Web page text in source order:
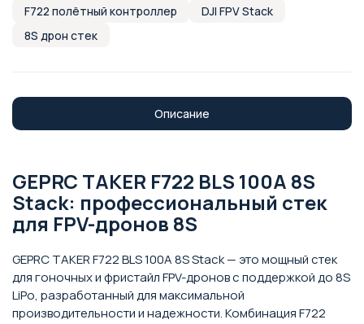
F722 полётный контроллер
DJI FPV Stack
8S дрон стек
Описание
GEPRC TAKER F722 BLS 100A 8S
Stack: профессиональный стек
для FPV-дронов 8S
GEPRC TAKER F722 BLS 100A 8S Stack — это мощный стек
для гоночных и фристайл FPV-дронов с поддержкой до 8S
LiPo, разработанный для максимальной
производительности и надежности. Комбинация F722